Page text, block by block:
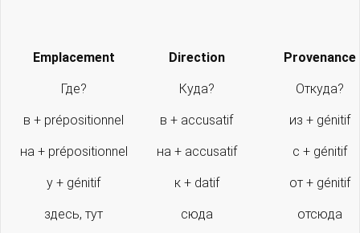
Emplacement Direction Provenance
Где?
в + prépositionnel
на + prépositionnel
у + génitif
здесь, тут
Куда?
в + accusatif
на + accusatif
к + datif
сюда
Откуда?
из + génitif
с + génitif
от + génitif
отсюда